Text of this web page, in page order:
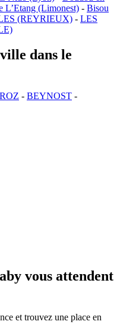
L’Etang (Limonest) - Bisou
(REYRIEUX) - LES
dans le
- BEYNOST -
vous attendent
et trouvez une place en